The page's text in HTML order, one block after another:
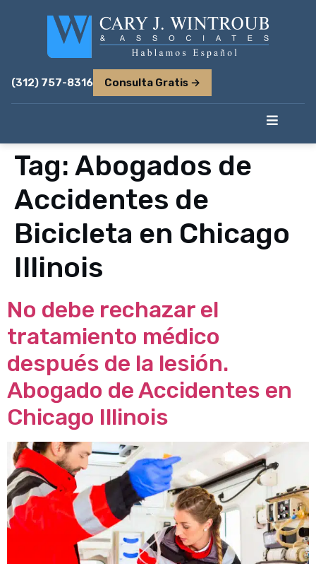
(312) 757-8316 Consulta Gratis →
Tag: Abogados de
Accidentes de
Bicicleta en Chicago
Illinois
No debe rechazar el
tratamiento médico
después de la lesión.
Abogado de Accidentes en
Chicago Illinois